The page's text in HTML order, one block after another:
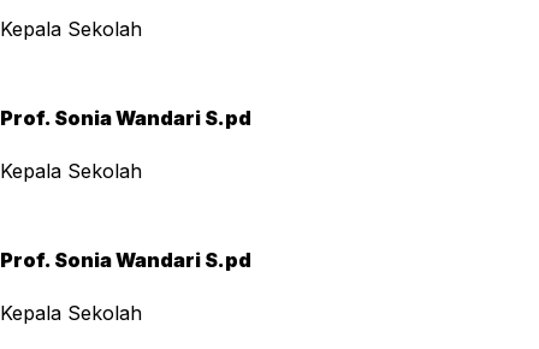
Kepala Sekolah
Prof. Sonia Wandari S.pd
Kepala Sekolah
Prof. Sonia Wandari S.pd
Kepala Sekolah